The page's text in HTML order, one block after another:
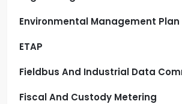
Environmental Management Plan
ETAP
Fieldbus And Industrial Data
Fiscal And Custody Metering